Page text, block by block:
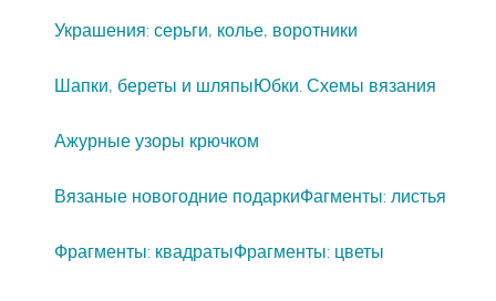
Украшения: серьги, колье, воротники
Шапки, береты и шляпыЮбки. Схемы вязания
Ажурные узоры крючком
Вязаные новогодние подаркиФагменты: листья
Фрагменты: квадратыФрагменты: цветы